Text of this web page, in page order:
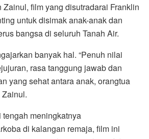
film yang disutradarai Franklin
untuk disimak anak-anak dan
bangsa di seluruh Tanah Air.
banyak hal. “Penuh nilai
rasa tanggung jawab dan
yang sehat antara anak, orangtua
Zainul.
meningkatnya
di kalangan remaja, film ini